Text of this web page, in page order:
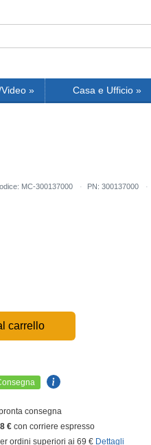
» Casa e Ufficio »
MC-300137000
PN: 300137000
carrello
consegna
€ con corriere espresso
ordini superiori ai 69 € Dettagli